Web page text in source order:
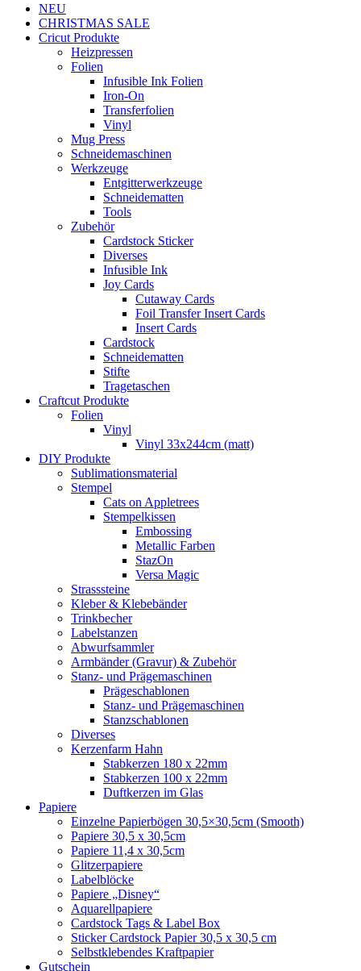
NEU
CHRISTMAS SALE
Cricut Produkte
Heizpressen
Folien
Infusible Ink Folien
Iron-On
Transferfolien
Vinyl
Mug Press
Schneidemaschinen
Werkzeuge
Entgitterwerkzeuge
Schneidematten
Tools
Zubehör
Cardstock Sticker
Diverses
Infusible Ink
Joy Cards
Cutaway Cards
Foil Transfer Insert Cards
Insert Cards
Cardstock
Schneidematten
Stifte
Tragetaschen
Craftcut Produkte
Folien
Vinyl
Vinyl 33x244cm (matt)
DIY Produkte
Sublimationsmaterial
Stempel
Cats on Appletrees
Stempelkissen
Embossing
Metallic Farben
StazOn
Versa Magic
Strasssteine
Kleber & Klebebänder
Trinkbecher
Labelstanzen
Abwurfsammler
Armbänder (Gravur) & Zubehör
Stanz- und Prägemaschinen
Prägeschablonen
Stanz- und Prägemaschinen
Stanzschablonen
Diverses
Kerzenfarm Hahn
Stabkerzen 180 x 22mm
Stabkerzen 100 x 22mm
Duftkerzen im Glas
Papiere
Einzelne Papierbögen 30,5×30,5cm (Smooth)
Papiere 30,5 x 30,5cm
Papiere 11,4 x 30,5cm
Glitzerpapiere
Labelblöcke
Papiere „Disney“
Aquarellpapiere
Cardstock Tags & Label Box
Sticker Cardstock Papier 30,5 x 30,5 cm
Selbstklebendes Kraftpapier
Gutschein